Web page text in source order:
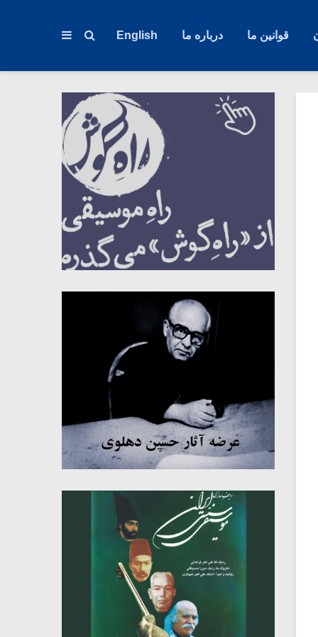
قوانین ما درباره ما English
میکلوش روژا